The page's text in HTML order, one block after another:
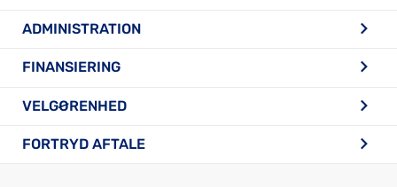
ADMINISTRATION
FINANSIERING
VELGØRENHED
FORTRYD AFTALE